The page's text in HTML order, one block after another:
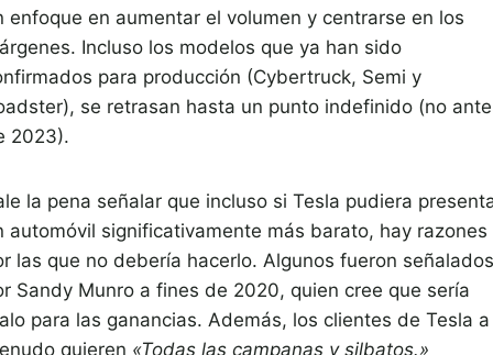
enfoque en aumentar el volumen y centrarse en los
Incluso los modelos que ya han sido
para producción (Cybertruck, Semi y
se retrasan hasta un punto indefinido (no
2023).
la pena señalar que incluso si Tesla pudiera
automóvil significativamente más barato, hay razones
las que no debería hacerlo. Algunos fueron señalados
Sandy Munro a fines de 2020, quien cree que sería
para las ganancias. Además, los clientes de Tesla a
quieren «Todas las campanas y silbatos.»